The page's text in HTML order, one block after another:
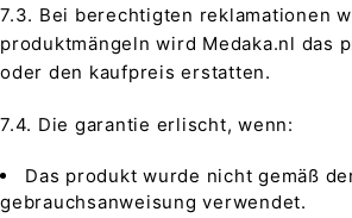
7.3. Bei berechtigten reklamationen
produktmängeln wird Medaka.nl das
oder den kaufpreis erstatten.
7.4. Die garantie erlischt, wenn:
Das produkt wurde nicht gemäß
gebrauchsanweisung verwendet.